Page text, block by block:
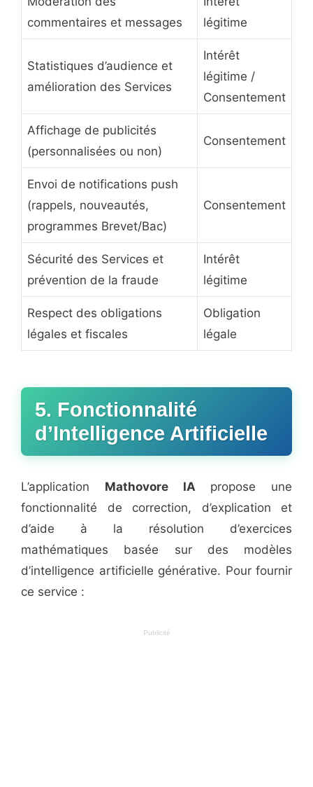
commentaires et messages
légitime
Statistiques d’audience et
amélioration des Services
Intérêt
légitime /
Consentement
Affichage de publicités
(personnalisées ou non)
Consentement
Envoi de notifications push
(rappels, nouveautés,
programmes Brevet/Bac)
Consentement
Sécurité des Services et
prévention de la fraude
Intérêt
légitime
Respect des obligations
légales et fiscales
Obligation
légale
5. Fonctionnalité
d’Intelligence Artificielle
L’application Mathovore IA propose une
fonctionnalité de correction, d’explication et
d’aide à la résolution d’exercices
mathématiques basée sur des modèles
d’intelligence artificielle générative. Pour fournir
ce service :
Publicité